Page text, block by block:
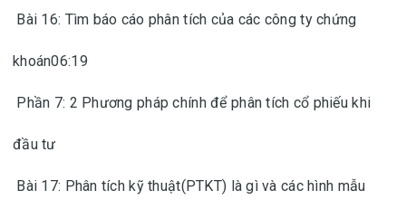
Bài 16: Tìm báo cáo phân tích của các công ty chứng
khoán06:19
Phần 7: 2 Phương pháp chính để phân tích cổ phiếu khi
đầu tư
Bài 17: Phân tích kỹ thuật(PTKT) là gì và các hình mẫu